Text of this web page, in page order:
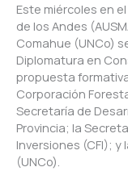
Este miércoles en
de los Andes
Comahue (UNCo)
Diplomatura en
propuesta
Corporación
Secretaría de
Provincia; la
Inversiones (CFI); y
(UNCo).